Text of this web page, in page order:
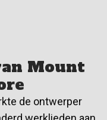
Mount
de ontwerper